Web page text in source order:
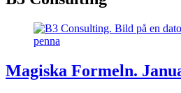
Magiska Formeln.